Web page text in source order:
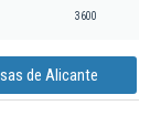
3600
de Alicante